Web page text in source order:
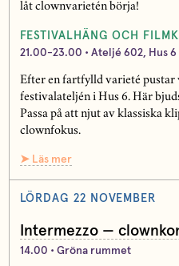
låt clownvarietén börja!
FESTIVALHÄNG OCH
21.00-23.00 • Ateljé 602, Hus 6
Efter en fartfylld varieté
festivalateljén i Hus 6. Här
Passa på att njut av klassiska
clownfokus.
➤ Läs mer
LÖRDAG 22 NOVEMBER
Intermezzo —
14.00 • Gröna rummet